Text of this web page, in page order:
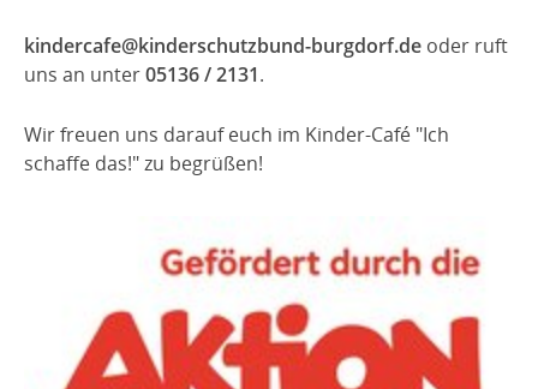
kindercafe@kinderschutzbund-burgdorf.de oder ruft
uns an unter05136 / 2131.
Wir freuen uns darauf euch im Kinder-Café "Ich
schaffe das!" zu begrüßen!